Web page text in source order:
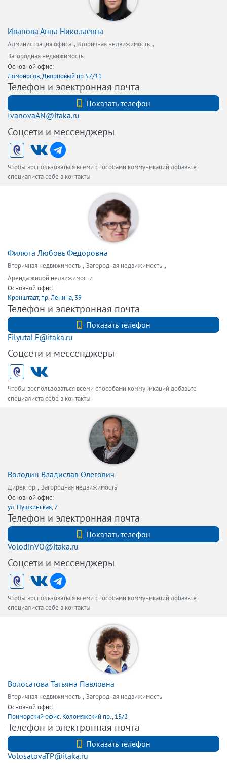
Иванова Анна Николаевна
Администрация офиса , Вторичная недвижимость ,
Загородная недвижимость
Основной офис:
Ломоносов, Дворцовый пр.57/11
Телефон и электронная почта
Показать телефон
IvanovaAN@itaka.ru
Соцсети и мессенджеры
Чтобы воспользоваться всеми способами коммуникаций добавьте
специалиста себе в контакты
Филюта Любовь Федоровна
Вторичная недвижимость , Загородная недвижимость ,
Аренда жилой недвижимости
Основной офис:
Кронштадт, пр. Ленина, 39
Телефон и электронная почта
Показать телефон
FilyutaLF@itaka.ru
Соцсети и мессенджеры
Чтобы воспользоваться всеми способами коммуникаций добавьте
специалиста себе в контакты
Володин Владислав Олегович
Директор , Загородная недвижимость
Основной офис:
ул. Пушкинская, 7
Телефон и электронная почта
Показать телефон
VolodinVO@itaka.ru
Соцсети и мессенджеры
Чтобы воспользоваться всеми способами коммуникаций добавьте
специалиста себе в контакты
Волосатова Татьяна Павловна
Вторичная недвижимость , Загородная недвижимость
Основной офис:
Приморский офис. Коломяжский пр., 15/2
Телефон и электронная почта
Показать телефон
VolosatovaTP@itaka.ru